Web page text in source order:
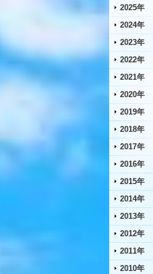
2025年
2024年
2023年
2022年
2021年
2020年
2019年
2018年
2017年
2016年
2015年
2014年
2013年
2012年
2011年
2010年